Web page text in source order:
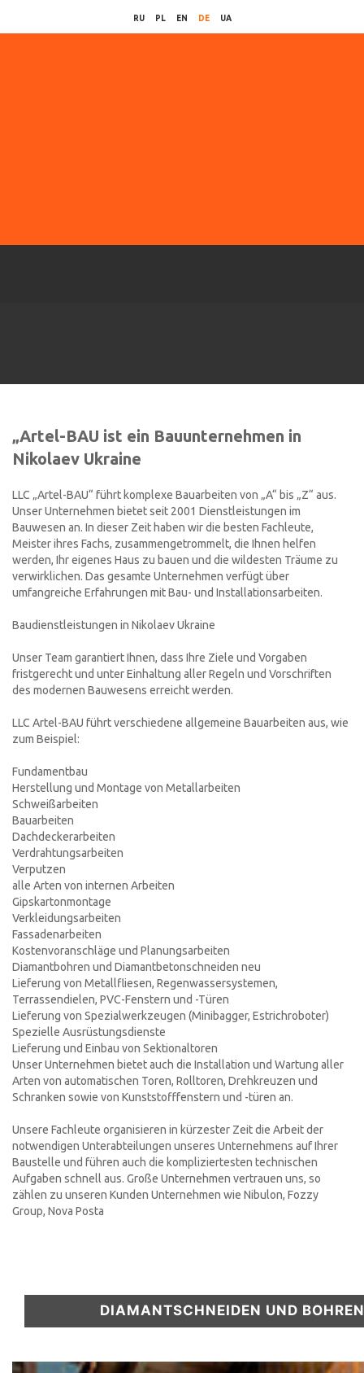
RU PL EN DE UA
„Artel-BAU ist ein Bauunternehmen in
Nikolaev Ukraine
LLC „Artel-BAU“ führt komplexe Bauarbeiten von „A“ bis „Z“ aus.
Unser Unternehmen bietet seit 2001 Dienstleistungen im
Bauwesen an. In dieser Zeit haben wir die besten Fachleute,
Meister ihres Fachs, zusammengetrommelt, die Ihnen helfen
werden, Ihr eigenes Haus zu bauen und die wildesten Träume zu
verwirklichen. Das gesamte Unternehmen verfügt über
umfangreiche Erfahrungen mit Bau- und Installationsarbeiten.
Baudienstleistungen in Nikolaev Ukraine
Unser Team garantiert Ihnen, dass Ihre Ziele und Vorgaben
fristgerecht und unter Einhaltung aller Regeln und Vorschriften
des modernen Bauwesens erreicht werden.
LLC Artel-BAU führt verschiedene allgemeine Bauarbeiten aus, wie
zum Beispiel:
Fundamentbau
Herstellung und Montage von Metallarbeiten
Schweißarbeiten
Bauarbeiten
Dachdeckerarbeiten
Verdrahtungsarbeiten
Verputzen
alle Arten von internen Arbeiten
Gipskartonmontage
Verkleidungsarbeiten
Fassadenarbeiten
Kostenvoranschläge und Planungsarbeiten
Diamantbohren und Diamantbetonschneiden neu
Lieferung von Metallfliesen, Regenwassersystemen,
Terrassendielen, PVC-Fenstern und -Türen
Lieferung von Spezialwerkzeugen (Minibagger, Estrichroboter)
Spezielle Ausrüstungsdienste
Lieferung und Einbau von Sektionaltoren
Unser Unternehmen bietet auch die Installation und Wartung aller
Arten von automatischen Toren, Rolltoren, Drehkreuzen und
Schranken sowie von Kunststofffenstern und -türen an.
Unsere Fachleute organisieren in kürzester Zeit die Arbeit der
notwendigen Unterabteilungen unseres Unternehmens auf Ihrer
Baustelle und führen auch die kompliziertesten technischen
Aufgaben schnell aus. Große Unternehmen vertrauen uns, so
zählen zu unseren Kunden Unternehmen wie Nibulon, Fozzy
Group, Nova Posta
DIAMANTSCHNEIDEN UND